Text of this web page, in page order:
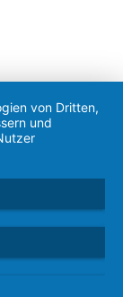
von Dritten,
und